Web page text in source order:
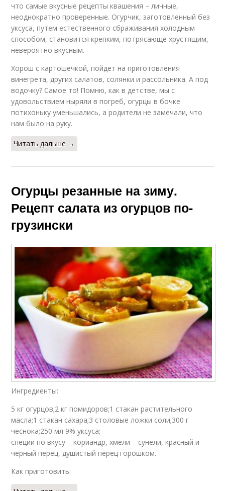
что самые вкусные рецепты квашения – личные,
неоднократно проверенные. Огурчик, заготовленный без
уксуса, путем естественного сбраживания холодным
способом, становится крепким, потрясающе хрустящим,
невероятно вкусным.
Хорош с картошечкой, пойдет на приготовления
винегрета, других салатов, солянки и рассольника. А под
водочку? Самое то! Помню, как в детстве, мы с
удовольствием ныряли в погреб, огурцы в бочке
потихоньку уменьшались, а родители не замечали, что
нам было на руку.
Читать дальше →
Огурцы резанные на зиму.
Рецепт салата из огурцов по-
грузински
Ингредиенты:
5 кг огурцов;2 кг помидоров;1 стакан растительного
масла;1 стакан сахара;3 столовые ложки соли;300 г
чеснока;250 мл 9% уксуса;
специи по вкусу – кориандр, хмели – сунели, красный и
черный перец, душистый перец горошком.
Как приготовить: